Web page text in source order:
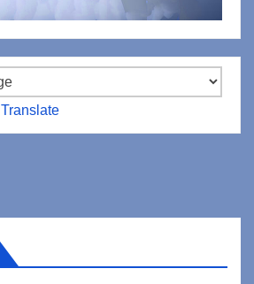
Translate